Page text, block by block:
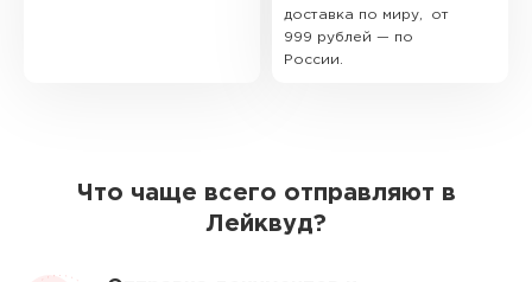
доставка по миру, от
999 рублей — по
России.
Что чаще всего отправляют в
Лейквуд?